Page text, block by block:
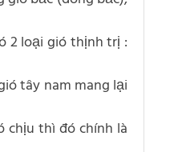
2 loại gió thịnh trị :
tây nam mang lại
thì đó chính là